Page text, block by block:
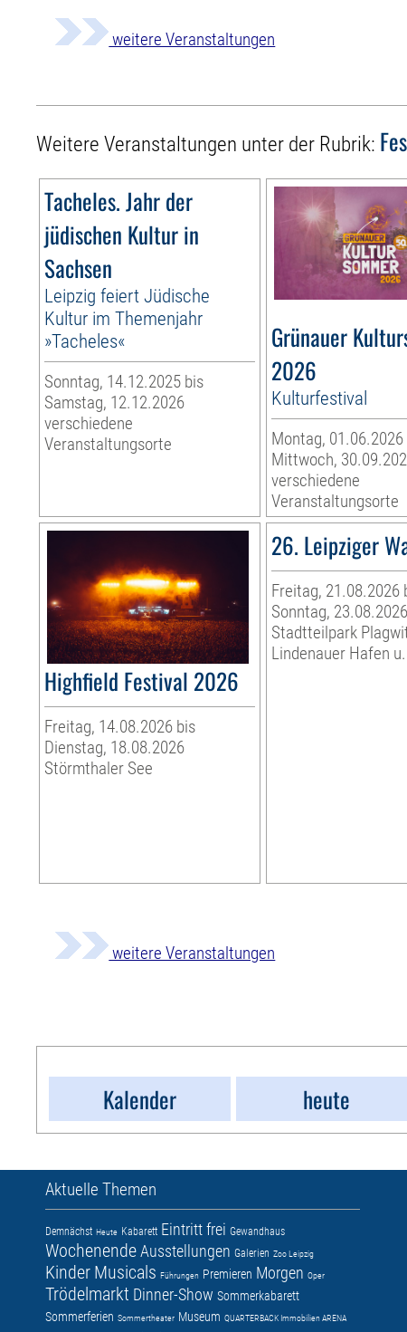
weitere Veranstaltungen
Weitere Veranstaltungen unter der Rubrik:
Tacheles. Jahr der
jüdischen Kultur in
Sachsen
Leipzig feiert Jüdische
Kultur im Themenjahr
»Tacheles«
Sonntag, 14.12.2025 bis
Samstag, 12.12.2026
verschiedene
Veranstaltungsorte
Grünauer
2026
Kulturfestival
Montag, 01.06.2026
Mittwoch,
verschiedene
Veranstaltungsorte
Highfield Festival 2026
Freitag, 14.08.2026 bis
Dienstag, 18.08.2026
Störmthaler See
26. Leipziger
Freitag, 21.08.2026
Sonntag, 23.08.2026
Stadtteilpark
Lindenauer Hafen
weitere Veranstaltungen
Kalender
heute
Aktuelle Themen
Demnächst Heute Kabarett Eintritt frei Gewandhaus
WochenendeAusstellungen Galerien Zoo Leipzig
Kinder Musicals Führungen Premieren Morgen Oper
Trödelmarkt Dinner-Show Sommerkabarett
Sommerferien Sommertheater Museum QUARTERBACK Immobilien ARENA